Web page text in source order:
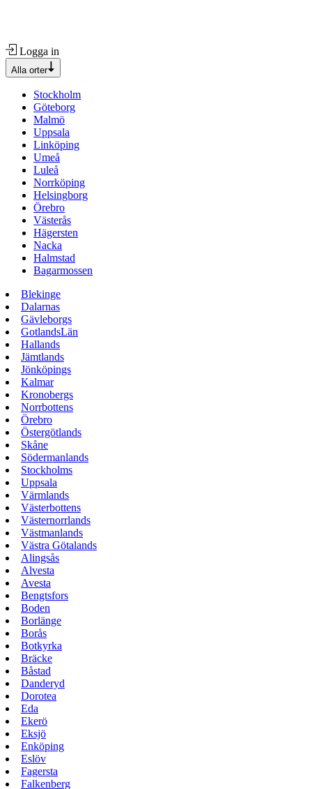
Logga in
Alla orter
Stockholm
Göteborg
Malmö
Uppsala
Linköping
Umeå
Luleå
Norrköping
Helsingborg
Örebro
Västerås
Hägersten
Nacka
Halmstad
Bagarmossen
Blekinge
Dalarnas
Gävleborgs
GotlandsLän
Hallands
Jämtlands
Jönköpings
Kalmar
Kronobergs
Norrbottens
Örebro
Östergötlands
Skåne
Södermanlands
Stockholms
Uppsala
Värmlands
Västerbottens
Västernorrlands
Västmanlands
Västra Götalands
Alingsås
Alvesta
Avesta
Bengtsfors
Boden
Borlänge
Borås
Botkyrka
Bräcke
Båstad
Danderyd
Dorotea
Eda
Ekerö
Eksjö
Enköping
Eslöv
Fagersta
Falkenberg